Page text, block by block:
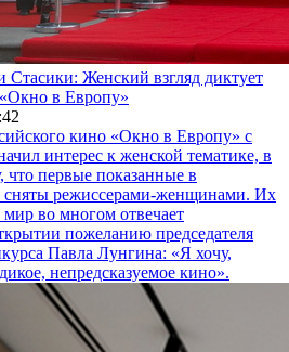
Стасики: Женский взгляд диктует
в Европу»
кино «Окно в Европу» с
интерес к женской тематике, в
что первые показанные в
режиссерами-женщинами. Их
мир во многом отвечает
пожеланию председателя
Павла Лунгина: «Я хочу,
непредсказуемое кино».